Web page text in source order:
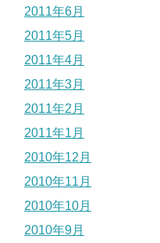
2011年6月
2011年5月
2011年4月
2011年3月
2011年2月
2011年1月
2010年12月
2010年11月
2010年10月
2010年9月